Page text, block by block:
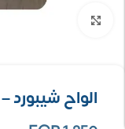
الواح شيبورد –